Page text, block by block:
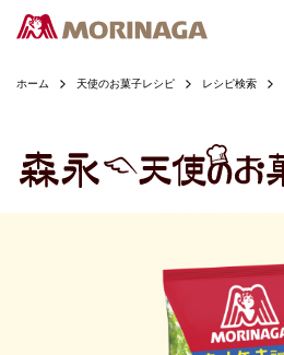
ホーム 天使のお菓子レシピ レシピ検索